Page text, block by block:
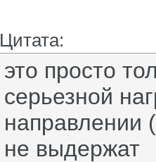
Цитата:
это просто
серьезной
направлении
не выдержат